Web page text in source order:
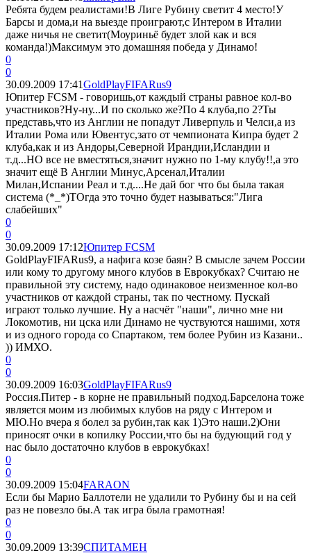
Ребята будем реалистами!В Лиге Рубину светит 4 место!У
Барсы и дома,и на выезде проиграют,с Интером в Италии
даже ничья не светит(Моуриньё будет злой как и вся
команда!)Максимум это домашняя победа у Динамо!
0
0
30.09.2009 17:41GoldPlayFIFARus9
Юпитер FCSM - говоришь,от каждый страны равное кол-во
участников?Ну-ну...И по сколько же?По 4 клуба,по 2?Ты
представь,что из Англии не попадут Ливерпуль и Челси,а из
Италии Рома или Ювентус,зато от чемпионата Кипра будет 2
клуба,как и из Андоры,Северной Ирандии,Исландии и
т.д...НО все не вместяться,значит нужно по 1-му клубу!!,а это
значит ещё В Англии Минус,Арсенал,Италии
Милан,Испании Реал и т.д....Не дай бог что бы была такая
система (*_*)ТОгда это точно будет называться:"Лига
слабейших"
0
0
30.09.2009 17:12Юпитер FCSM
GoldPlayFIFARus9, а нафига козе баян? В смысле зачем России
или кому то другому много клубов в Еврокубках? Считаю не
правильной эту систему, надо одинаковое неизменное кол-во
участников от каждой страны, так по честному. Пускай
играют только лучшие. Ну а насчёт "наши", лично мне ни
Локомотив, ни цска или Динамо не чуствуются нашими, хотя
и из одного города со Спартаком, тем более Рубин из Казани..
)) ИМХО.
0
0
30.09.2009 16:03GoldPlayFIFARus9
Россия.Питер - в корне не правильный подход.Барселона тоже
является моим из любимых клубов на ряду с Интером и
МЮ.Но вчера я болел за рубин,так как 1)Это наши.2)Они
приносят очки в копилку России,что бы на будующий год у
нас было достаточно клубов в еврокубках!
0
0
30.09.2009 15:04FARAON
Если бы Марио Баллотели не удалили то Рубину бы и на сей
раз не повезло бы.А так игра была грамотная!
0
0
30.09.2009 13:39СПИТАМЕН